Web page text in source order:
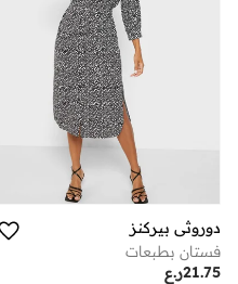
دوروثي بيركنز
فستان بطبعات
ر.ع21.75